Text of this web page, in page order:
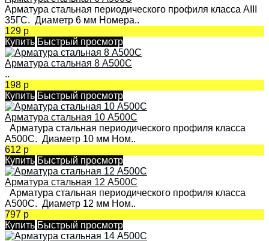
Арматура стальная периодического профиля класса АIII
35ГС. Диаметр 6 мм Номера..
129 р
Купить Быстрый просмотр
Арматура стальная 8 А500C
..
198 р
Купить Быстрый просмотр
Арматура стальная 10 А500С
Арматура стальная периодического профиля класса
А500С. Диаметр 10 мм Ном..
612 р
Купить Быстрый просмотр
Арматура стальная 12 А500С
Арматура стальная периодического профиля класса
А500С. Диаметр 12 мм Ном..
797 р
Купить Быстрый просмотр